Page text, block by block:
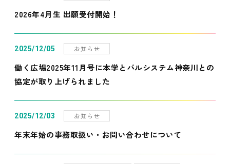
2026年4月生 出願受付開始！
2025/12/05 お知らせ
働く広場2025年11月号に本学とパルシステム神奈川との
協定が取り上げられました
2025/12/03 お知らせ
年末年始の事務取扱い・お問い合わせについて